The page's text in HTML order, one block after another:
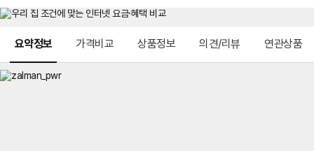
요약정보 가격비교 상품정보 의견/리뷰 연관상품